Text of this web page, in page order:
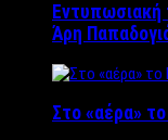
Εντυπωσιακή
Άρη
Στο «αέρα»